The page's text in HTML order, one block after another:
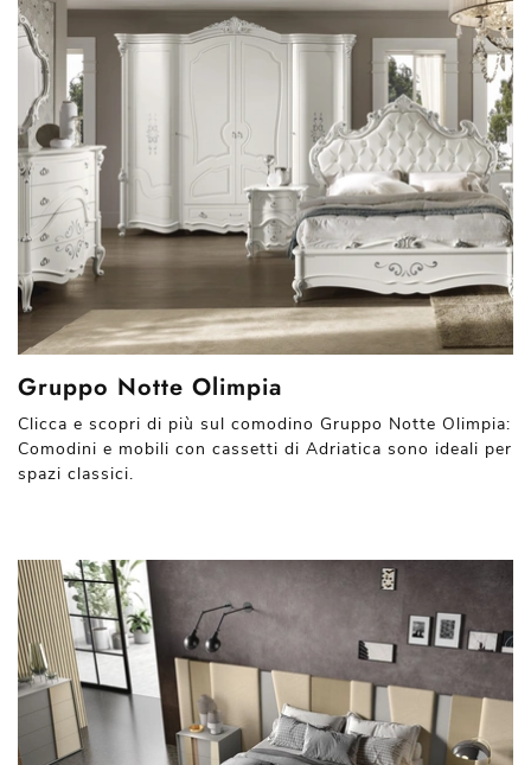
Gruppo Notte Olimpia
Clicca e scopri di più sul comodino Gruppo Notte Olimpia:
Comodini e mobili con cassetti di Adriatica sono ideali per
spazi classici.